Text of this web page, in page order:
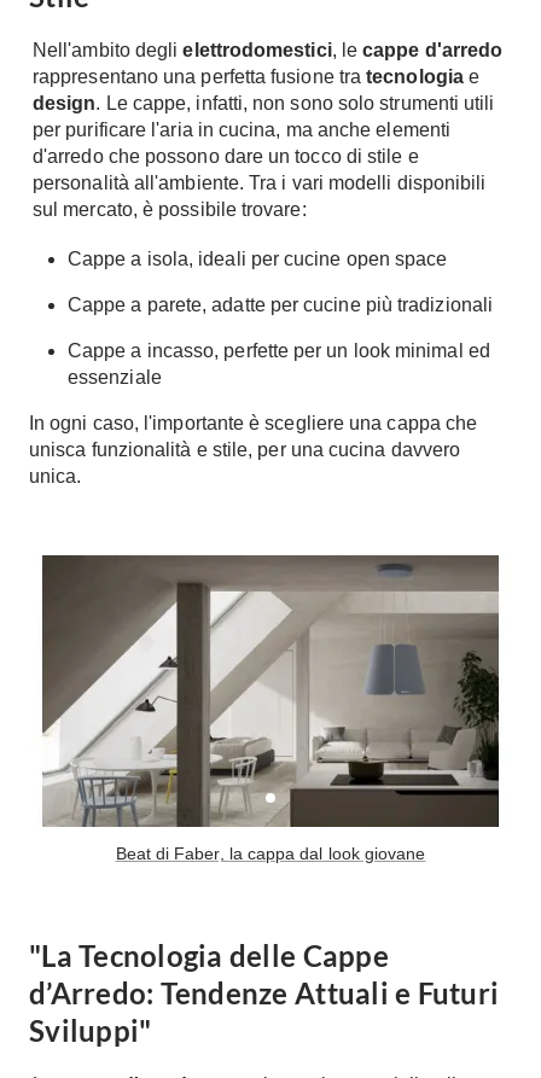
Porta Tv
Contatti
Divani
Divani moderni
Divani classici
Poltroncine
Divanoletto
Chaise Longue
Divani Angolo
Divani in Pelle
Tavoli
Sedie
Tavolini
Tappeti
Oggettistica
Complementi arredo
Notte
Camere Matrimoniali
Letti
Lenzuola
Piumini
Letti Contenitore
Pompe di calore
Ecologia
Geotermia
Case in Legno
Fotovoltaico
Riciclo
Bioedilizia
Cura della casa
Stiro
Progetti
Ristrutturazione
Progetto
Norme
Hi-Fi
Televisori
Nell'ambito deglielettrodomestici, lecappe d'arredo
rappresentano una perfetta fusione tratecnologiae
design. Le cappe, infatti, non sono solo strumenti utili
per purificare l'aria in cucina, ma anche elementi
d'arredo che possono dare un tocco di stile e
personalità all'ambiente. Tra i vari modelli disponibili
sul mercato, è possibile trovare:
Cappe a isola, ideali per cucine open space
Cappe a parete, adatte per cucine più tradizionali
Cappe a incasso, perfette per un look minimal ed
essenziale
In ogni caso, l'importante è scegliere una cappa che
unisca funzionalità e stile, per una cucina davvero
unica.
Beat di Faber, la cappa dal look giovane
"La Tecnologia delle Cappe
d’Arredo: Tendenze Attuali e Futuri
Sviluppi"